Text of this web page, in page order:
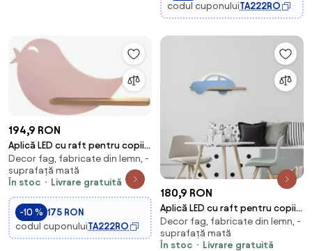
codul cuponuluiTA222RO
194,9 RON
Aplică LED cu raft pentru copii
BIRD LED/5W/230V roz/lemn
Decor fag, fabricate din lemn, -
suprafață mată
În stoc
Livrare gratuită
-10 % 175 RON
codul cuponuluiTA222RO
180,9 RON
Aplică LED cu raft pentru copii
CAR LED/5W/230V
albastru/lemn
Decor fag, fabricate din lemn, -
suprafață mată
În stoc
Livrare gratuită